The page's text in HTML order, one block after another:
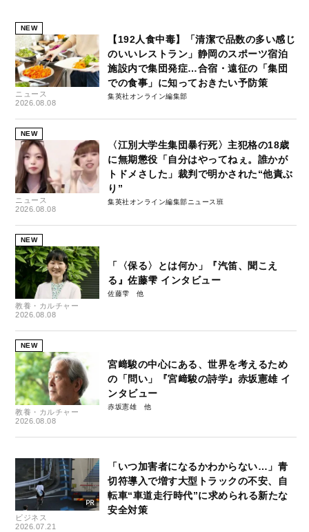
NEW
ニュース
2026.08.08
【192人食中毒】「清潔で品数の多い感じ
のいいレストラン」静岡のスポーツ宿泊
施設内で集団発症…合宿・遠征の「集団
での食事」に知っておきたい予防策
集英社オンライン編集部
NEW
ニュース
2026.08.08
〈江別大学生集団暴行死〉主犯格の18歳
に無期懲役「自分はやってねぇ。誰かが
トドメさした」裁判で明かされた“他責ぶ
り”
集英社オンライン編集部ニュース班
NEW
教養・カルチャー
2026.08.08
「〈保る〉とは何か」『汽笛、聞こえ
る』佐藤雫 インタビュー
佐藤雫
NEW
教養・カルチャー
2026.08.08
宮﨑駿の中心にある、世界を考えるため
の「問い」『宮﨑駿の詩学』赤坂憲雄 イ
ンタビュー
赤坂憲雄
ビジネス
2026.07.21
「いつ加害者になるかわからない…」青
切符導入で増す大型トラックの不安、自
転車“車道走行時代”に求められる新たな
安全対策